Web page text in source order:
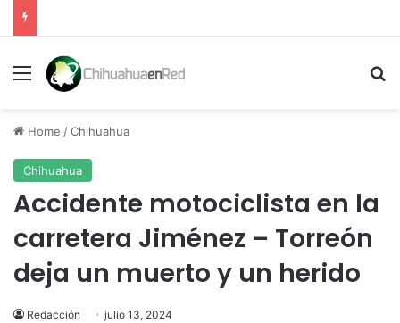
Menu
Home /Chihuahua
Chihuahua
Accidente motociclista en la
carretera Jiménez – Torreón
deja un muerto y un herido
Redacción julio 13, 2024